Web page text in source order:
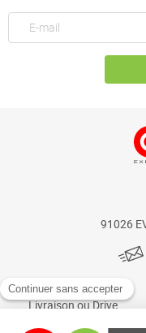
91026
Livraison ou Drive